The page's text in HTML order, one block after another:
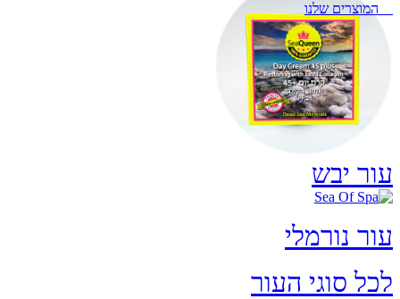
המוצרים שלנו
עור יבש
עור נורמלי
לכל סוגי העור